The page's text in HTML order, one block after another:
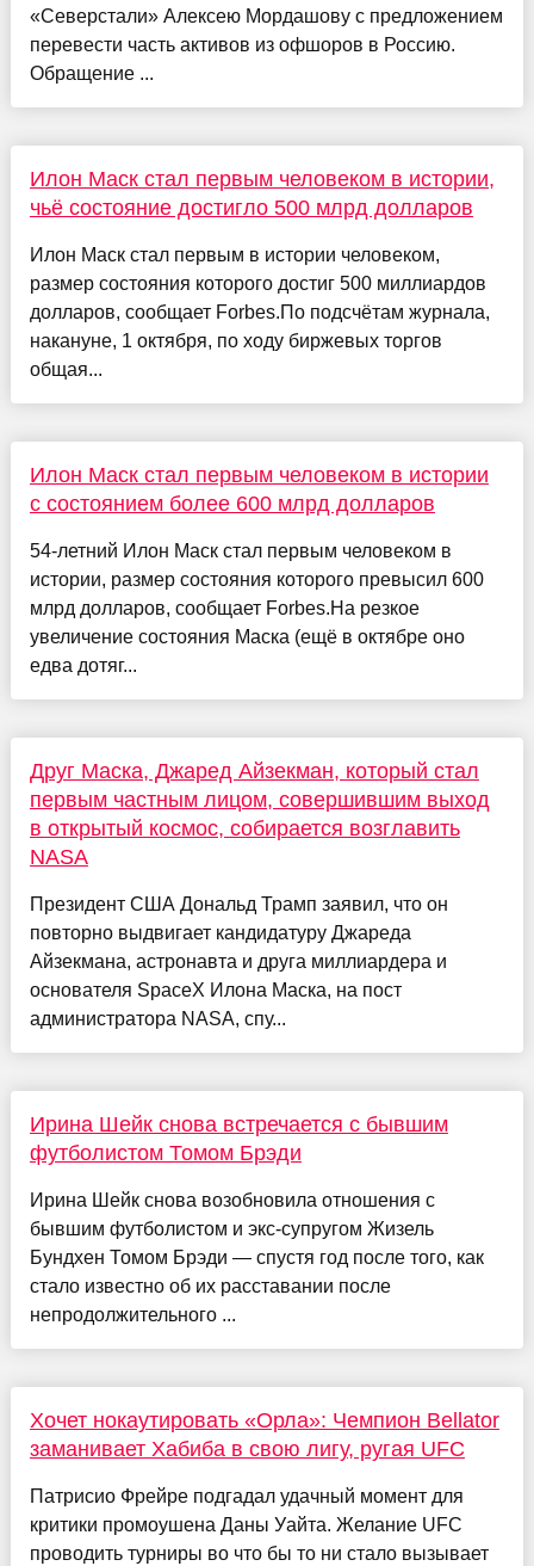
«Северстали» Алексею Мордашову с предложением
перевести часть активов из офшоров в Россию.
Обращение ...
Илон Маск стал первым человеком в истории,
чьё состояние достигло 500 млрд долларов
Илон Маск стал первым в истории человеком,
размер состояния которого достиг 500 миллиардов
долларов, сообщает Forbes.По подсчётам журнала,
накануне, 1 октября, по ходу биржевых торгов
общая...
Илон Маск стал первым человеком в истории
с состоянием более 600 млрд долларов
54-летний Илон Маск стал первым человеком в
истории, размер состояния которого превысил 600
млрд долларов, сообщает Forbes.На резкое
увеличение состояния Маска (ещё в октябре оно
едва дотяг...
Друг Маска, Джаред Айзекман, который стал
первым частным лицом, совершившим выход
в открытый космос, собирается возглавить
NASA
Президент США Дональд Трамп заявил, что он
повторно выдвигает кандидатуру Джареда
Айзекмана, астронавта и друга миллиардера и
основателя SpaceX Илона Маска, на пост
администратора NASA, спу...
Ирина Шейк снова встречается с бывшим
футболистом Томом Брэди
Ирина Шейк снова возобновила отношения с
бывшим футболистом и экс-супругом Жизель
Бундхен Томом Брэди — спустя год после того, как
стало известно об их расставании после
непродолжительного ...
Хочет нокаутировать «Орла»: Чемпион Bellator
заманивает Хабиба в свою лигу, ругая UFC
Патрисио Фрейре подгадал удачный момент для
критики промоушена Даны Уайта. Желание UFC
проводить турниры во что бы то ни стало вызывает